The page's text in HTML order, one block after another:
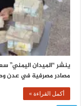
مصادر مصرفية في عدن وصنعاء
أكمل القراءة »